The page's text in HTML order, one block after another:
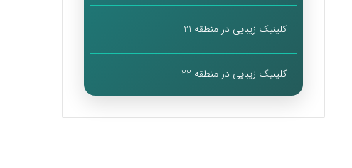
کلینیک زیبایی در منطقه 21
کلینیک زیبایی در منطقه 22